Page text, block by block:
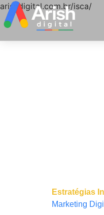
arishdigital.com.br/isca/
Estratégias
Marketing